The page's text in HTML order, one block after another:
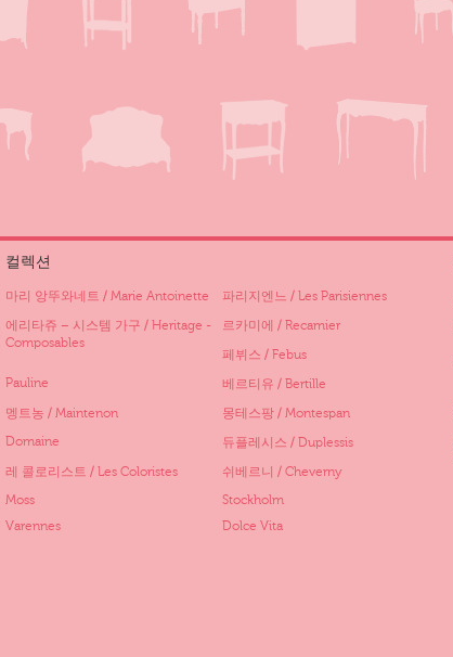
컬렉션
마리 앙뚜와네트 / Marie Antoinette
파리지엔느 / Les Parisiennes
에리타쥬 – 시스템 가구 / Heritage -
Composables
르카미에 / Recamier
페뷔스 / Febus
Pauline
베르티유 / Bertille
멩트농 / Maintenon
몽테스팡 / Montespan
Domaine
듀플레시스 / Duplessis
레 콜로리스트 / Les Coloristes
쉬베르니 / Cheverny
Moss
Stockholm
Varennes
Dolce Vita